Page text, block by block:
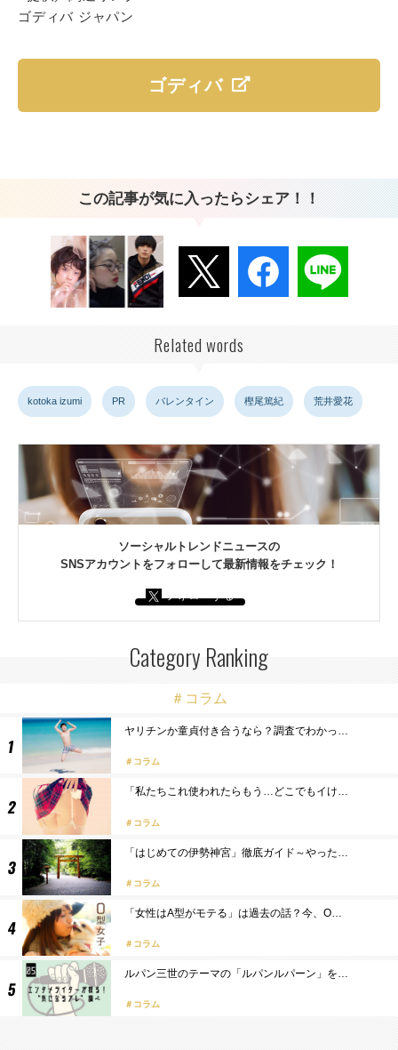
ゴディバ ジャパン
ゴディバ
この記事が気に入ったらシェア！！
Related words
kotoka izumi PR バレンタイン 樫尾篤紀 荒井愛花
ソーシャルトレンドニュースの
SNSアカウントをフォローして最新情報をチェック！
Category Ranking
＃コラム
ヤリチンか童貞付き合うなら？調査でわかっ…
コラム
「私たちこれ使われたらもう…どこでもイけ…
コラム
「はじめての伊勢神宮」徹底ガイド～やった…
コラム
「女性はA型がモテる」は過去の話？今、O…
コラム
ルパン三世のテーマの「ルパンルパーン」を…
コラム